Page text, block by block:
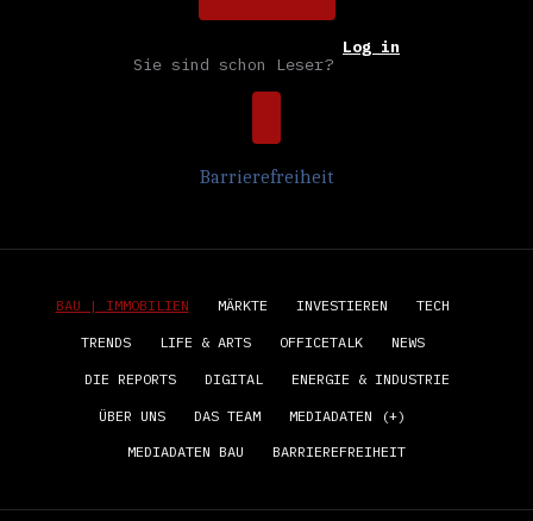
Sie sind schon Leser?
Log in
Barrierefreiheit
BAU | IMMOBILIEN MÄRKTE INVESTIEREN TECH
TRENDS LIFE & ARTS OFFICETALK NEWS
DIE REPORTS DIGITAL ENERGIE & INDUSTRIE
ÜBER UNS DAS TEAM MEDIADATEN (+)
MEDIADATEN BAU BARRIEREFREIHEIT